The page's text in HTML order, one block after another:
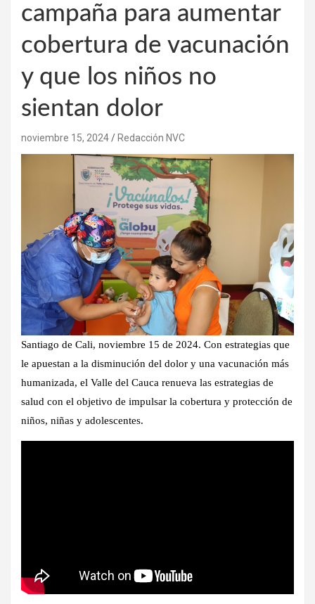
campaña para aumentar
cobertura de vacunación
y que los niños no
sientan dolor
noviembre 15, 2024 Redacción NVC
Santiago de Cali, noviembre 15 de 2024. Con estrategias que
le apuestan a la disminución del dolor y una vacunación más
humanizada, el Valle del Cauca renueva las estrategias de
salud con el objetivo de impulsar la cobertura y protección de
niños, niñas y adolescentes.